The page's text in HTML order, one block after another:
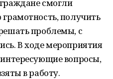
смогли
получить
проблемы, с
В ходе мероприятия
вопросы,
в работу.